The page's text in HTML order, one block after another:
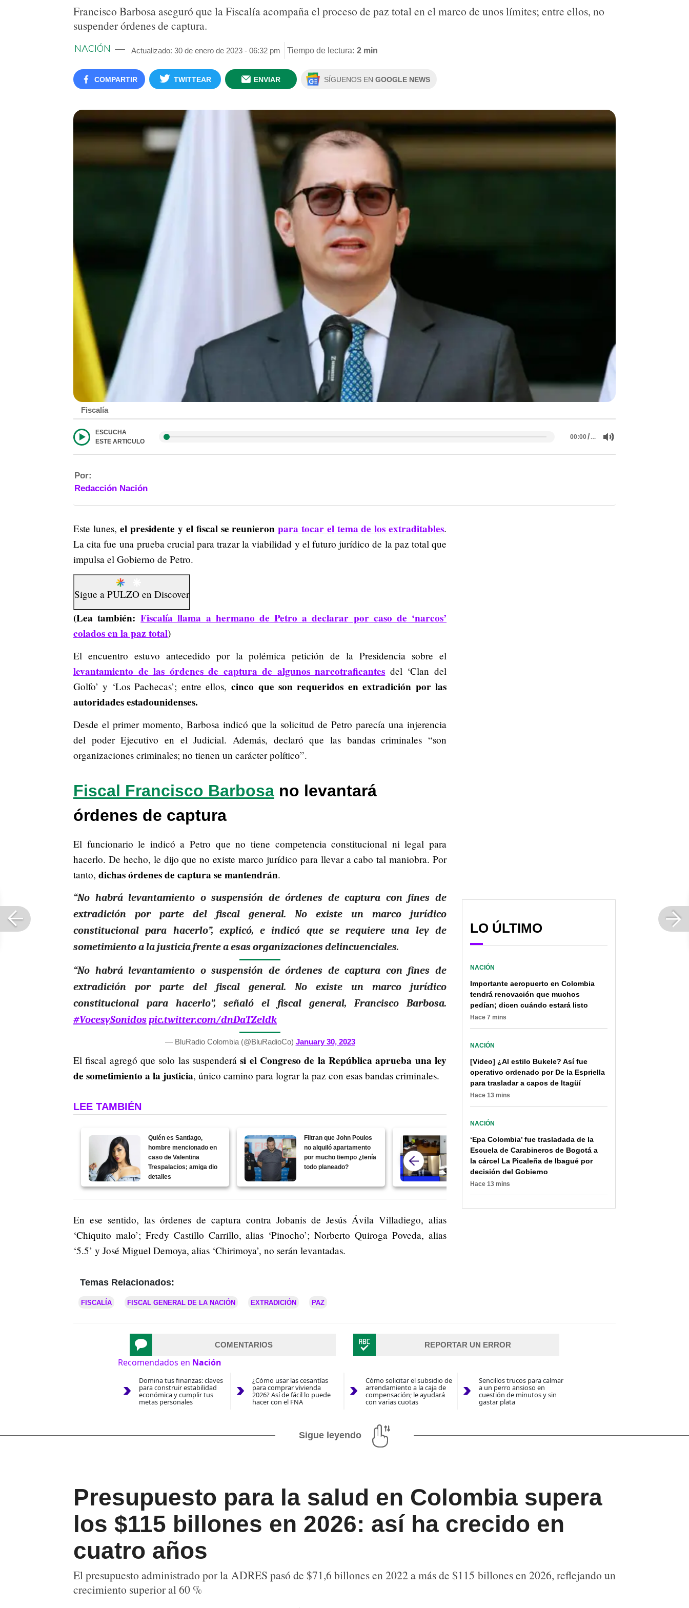
Francisco Barbosa aseguró que la Fiscalía acompaña el proceso de paz total en el marco de unos límites; entre ellos, no
suspender órdenes de captura.
NACIÓN Actualizado: 30 de enero de 2023 - 06:32 pm Tiempo de lectura: 2 min
COMPARTIR TWITTEAR ENVIAR SÍGUENOS EN GOOGLE NEWS
Fiscalía
ESCUCHA
ESTE ARTICULO
00:00/…
Por:
Redacción Nación
Este lunes, el presidente y el fiscal se reunieronpara tocar el tema de los extraditables.
La cita fue una prueba crucial para trazar la viabilidad y el futuro jurídico de la paz total que
impulsa el Gobierno de Petro.
Sigue a PULZO en Discover
(Lea también:Fiscalía llama a hermano de Petro a declarar por caso de ‘narcos’
colados en la paz total)
El encuentro estuvo antecedido por la polémica petición de la Presidencia sobre el
levantamiento de las órdenes de captura de algunos narcotraficantes del ‘Clan del
Golfo’ y ‘Los Pachecas’; entre ellos, cinco que son requeridos en extradición por las
autoridades estadounidenses.
Desde el primer momento, Barbosa indicó que la solicitud de Petro parecía una injerencia
del poder Ejecutivo en el Judicial. Además, declaró que las bandas criminales “son
organizaciones criminales; no tienen un carácter político”.
Fiscal Francisco Barbosa no levantará
órdenes de captura
El funcionario le indicó a Petro que no tiene competencia constitucional ni legal para
hacerlo. De hecho, le dijo que no existe marco jurídico para llevar a cabo tal maniobra. Por
tanto, dichas órdenes de captura se mantendrán.
“No habrá levantamiento o suspensión de órdenes de captura con fines de
extradición por parte del fiscal general. No existe un marco jurídico
constitucional para hacerlo”, explicó, e indicó que se requiere una ley de
sometimiento a la justicia frente a esas organizaciones delincuenciales.
“No habrá levantamiento o suspensión de órdenes de captura con fines de
extradición por parte del fiscal general. No existe un marco jurídico
constitucional para hacerlo”, señaló el fiscal general, Francisco Barbosa.
#VocesySonidospic.twitter.com/dnDaTZeldk
— BluRadio Colombia (@BluRadioCo) January 30, 2023
El fiscal agregó que solo las suspenderási el Congreso de la República aprueba una ley
de sometimiento a la justicia, único camino para lograr la paz con esas bandas criminales.
LEE TAMBIÉN
Quién es Santiago,
hombre mencionado en
caso de Valentina
Trespalacios; amiga dio
detalles
Filtran que John Poulos
no alquiló apartamento
por mucho tiempo ¿tenía
todo planeado?
🔴 EN VIVO Audiencia de
John Poulos, por caso
Valentina Trespalacios;
En ese sentido, las órdenes de captura contra Jobanis de Jesús Ávila Villadiego, alias
‘Chiquito malo’; Fredy Castillo Carrillo, alias ‘Pinocho’; Norberto Quiroga Poveda, alias
‘5.5’ y José Miguel Demoya, alias ‘Chirimoya’, no serán levantadas.
LO ÚLTIMO
NACIÓN
Importante aeropuerto en Colombia
tendrá renovación que muchos
pedían; dicen cuándo estará listo
Hace 7 mins
NACIÓN
[Video] ¿Al estilo Bukele? Así fue
operativo ordenado por De la Espriella
para trasladar a capos de Itagüí
Hace 13 mins
NACIÓN
‘Epa Colombia’ fue trasladada de la
Escuela de Carabineros de Bogotá a
la cárcel La Picaleña de Ibagué por
decisión del Gobierno
Hace 13 mins
Temas Relacionados:
FISCALÍA FISCAL GENERAL DE LA NACIÓN EXTRADICIÓN PAZ
COMENTARIOS REPORTAR UN ERROR
Recomendados en Nación
Domina tus finanzas: claves
para construir estabilidad
económica y cumplir tus
metas personales
¿Cómo usar las cesantías
para comprar vivienda
2026? Así de fácil lo puede
hacer con el FNA
Cómo solicitar el subsidio de
arrendamiento a la caja de
compensación; le ayudará
con varias cuotas
Sencillos trucos para calmar
a un perro ansioso en
cuestión de minutos y sin
gastar plata
Sigue leyendo
Presupuesto para la salud en Colombia supera
los $115 billones en 2026: así ha crecido en
cuatro años
El presupuesto administrado por la ADRES pasó de $71,6 billones en 2022 a más de $115 billones en 2026, reflejando un
crecimiento superior al 60 %